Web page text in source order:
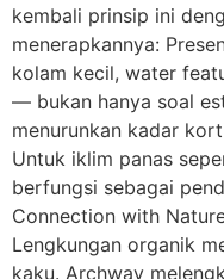
kembali prinsip ini
menerapkannya:
kolam kecil, water
— bukan hanya soal
menurunkan kadar
Untuk iklim panas
berfungsi sebagai
Connection with
Lengkungan organik
kaku. Archway